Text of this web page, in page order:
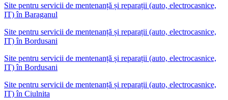
Site pentru servicii de mentenanță și reparații (auto, electrocasnice,
IT) în Baraganul
Site pentru servicii de mentenanță și reparații (auto, electrocasnice,
IT)în Bordusani
Site pentru servicii de mentenanță și reparații (auto, electrocasnice,
IT) în Bordusani
Site pentru servicii de mentenanță și reparații (auto, electrocasnice,
IT)în Ciulnita